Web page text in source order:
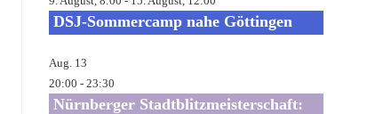
DSJ-Sommercamp nahe Göttingen
Aug. 13
20:00 -23:30
Nürnberger Stadtblitzmeisterschaft: